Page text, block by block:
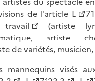
de l'article L
(artiste
artiste
de variétés, musicien,
mannequins visés